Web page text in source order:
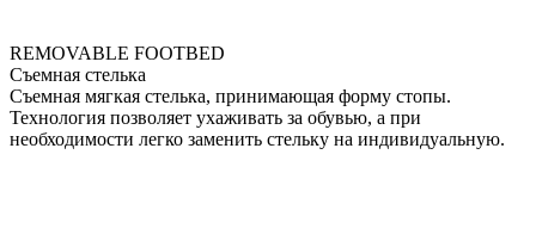
REMOVABLE FOOTBED
Съемная стелька
Съемная мягкая стелька, принимающая форму стопы.
Технология позволяет ухаживать за обувью, а при
необходимости легко заменить стельку на индивидуальную.